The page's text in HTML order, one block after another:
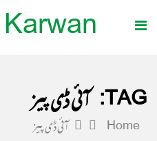
TAG: آئی ڈی پیز
Home آئی ڈی پیز